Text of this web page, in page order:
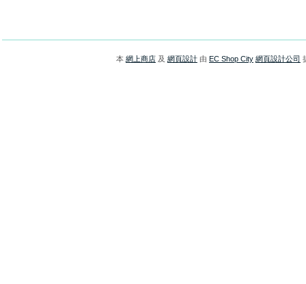
本 網上商店 及 網頁設計 由 EC Shop City 網頁設計公司